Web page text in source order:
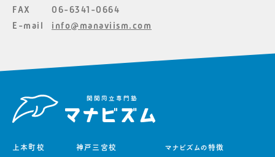
FAX
06-6341-0664
E-mail
info@manaviism.com
上本町校 神戸三宮校
マナビズムの特徴